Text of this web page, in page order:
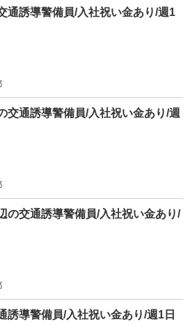
通誘導警備員/入社祝い金あり/週1
交通誘導警備員/入社祝い金あり/週
の交通誘導警備員/入社祝い金あり/
誘導警備員/入社祝い金あり/週1日